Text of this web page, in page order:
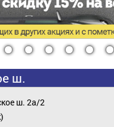
5 6 7 8 9 10
ш.
ш. 2а/2